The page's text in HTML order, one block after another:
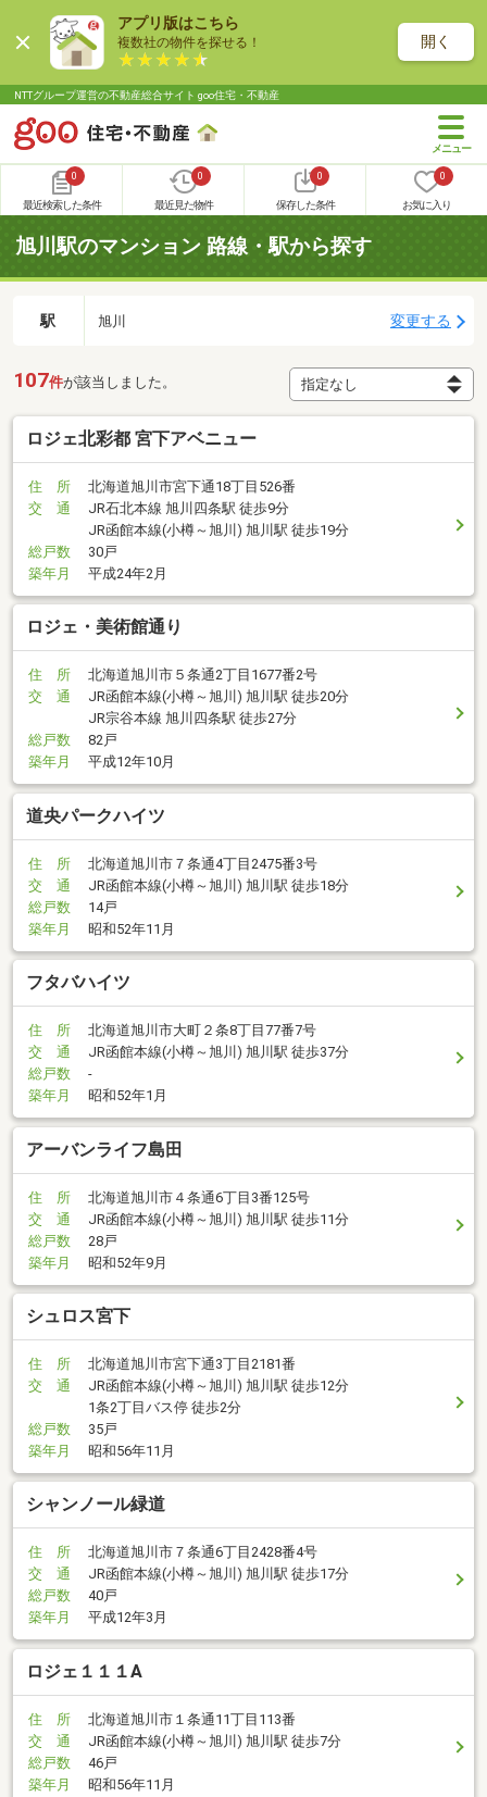
アプリ版はこちら
複数社の物件を探せる！ 開く
NTTグループ運営の不動産総合サイト goo住宅・不動産
0
最近検索した条件
0
最近見た物件
0
保存した条件
0
お気に入り
旭川駅のマンション 路線・駅から探す
駅 旭川 変更する
107件が該当しました。
ロジェ北彩都 宮下アベニュー
住 所
北海道旭川市宮下通18丁目526番
交 通
JR石北本線 旭川四条駅 徒歩9分
JR函館本線(小樽～旭川) 旭川駅 徒歩19分
総戸数
30戸
築年月
平成24年2月
ロジェ・美術館通り
住 所
北海道旭川市５条通2丁目1677番2号
交 通
JR函館本線(小樽～旭川) 旭川駅 徒歩20分
JR宗谷本線 旭川四条駅 徒歩27分
総戸数
82戸
築年月
平成12年10月
道央パークハイツ
住 所
北海道旭川市７条通4丁目2475番3号
交 通
JR函館本線(小樽～旭川) 旭川駅 徒歩18分
総戸数
14戸
築年月
昭和52年11月
フタバハイツ
住 所
北海道旭川市大町２条8丁目77番7号
交 通
JR函館本線(小樽～旭川) 旭川駅 徒歩37分
総戸数
-
築年月
昭和52年1月
アーバンライフ島田
住 所
北海道旭川市４条通6丁目3番125号
交 通
JR函館本線(小樽～旭川) 旭川駅 徒歩11分
総戸数
28戸
築年月
昭和52年9月
シュロス宮下
住 所
北海道旭川市宮下通3丁目2181番
交 通
JR函館本線(小樽～旭川) 旭川駅 徒歩12分
1条2丁目バス停 徒歩2分
総戸数
35戸
築年月
昭和56年11月
シャンノール緑道
住 所
北海道旭川市７条通6丁目2428番4号
交 通
JR函館本線(小樽～旭川) 旭川駅 徒歩17分
総戸数
40戸
築年月
平成12年3月
ロジェ１１１A
住 所
北海道旭川市１条通11丁目113番
交 通
JR函館本線(小樽～旭川) 旭川駅 徒歩7分
総戸数
46戸
築年月
昭和56年11月